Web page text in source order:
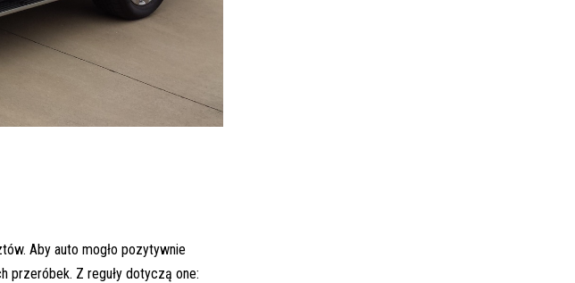
Aby auto mogło pozytywnie
przeróbek. Z reguły dotyczą one: